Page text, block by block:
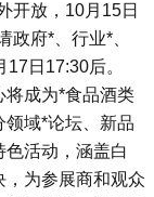
开放，10月15日
政府*、行业*、
日17:30后。
将成为*食品酒类
域*论坛、新品
活动，涵盖白
为参展商和观众